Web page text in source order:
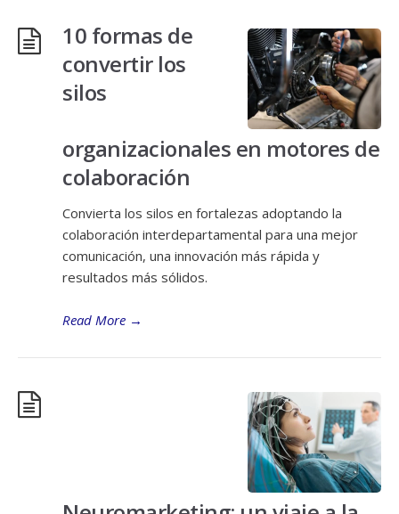
10 formas de
convertir los
silos
organizacionales en motores de
colaboración
Convierta los silos en fortalezas adoptando la
colaboración interdepartamental para una mejor
comunicación, una innovación más rápida y
resultados más sólidos.
Read More →